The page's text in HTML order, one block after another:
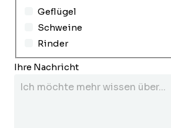
Geflügel
Schweine
Rinder
Ihre Nachricht